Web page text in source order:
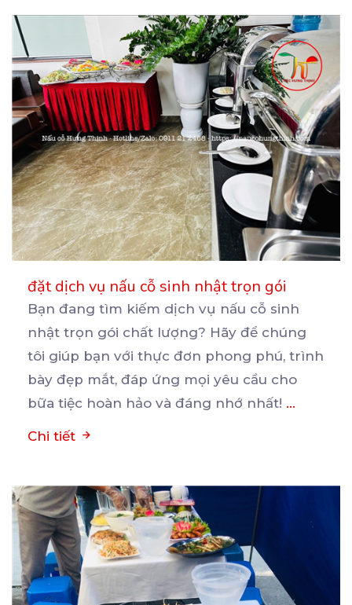
đặt dịch vụ nấu cỗ sinh nhật trọn gói
Bạn đang tìm kiếm dịch vụ nấu cỗ sinh
nhật trọn gói chất lượng? Hãy để chúng
tôi giúp bạn với thực đơn phong phú, trình
bày đẹp mắt, đáp ứng mọi yêu cầu cho
bữa tiệc hoàn hảo và đáng nhớ nhất! ...
Chi tiết